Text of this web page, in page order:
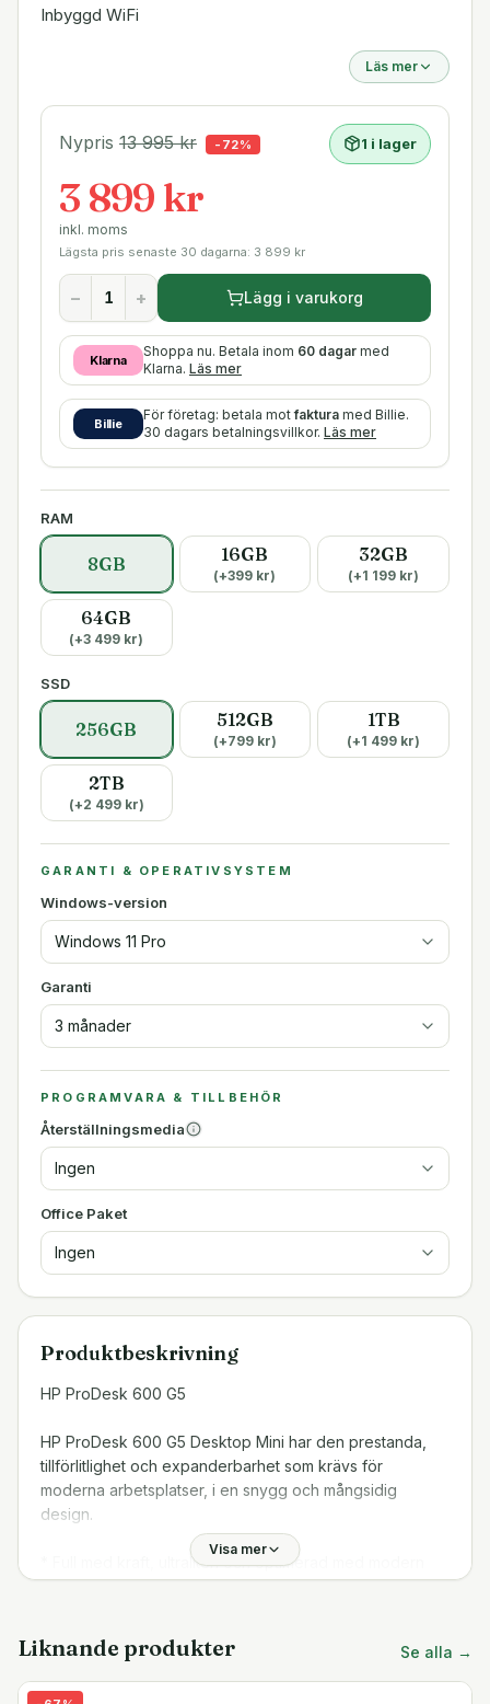
Inbyggd WiFi
Läs mer
Nypris 13 995kr - 72% 1 i lager
3 899 kr
inkl. moms
Lägsta pris senaste 30 dagarna: 3 899 kr
− + Lägg i varukorg
Klarna
Shoppa nu. Betala inom 60 dagar med
Klarna. Läs mer
Billie
För företag: betala motfaktura med Billie.
30 dagars betalningsvillkor. Läs mer
RAM
8GB 16GB
(+399 kr)
32GB
(+1 199 kr)
64GB
(+3 499 kr)
SSD
256GB 512GB
(+799kr)
1TB
(+1 499 kr)
2TB
(+2 499kr)
GARANTI & OPERATIVSYSTEM
Windows-version
Windows 11 Pro
Garanti
3 månader
PROGRAMVARA & TILLBEHÖR
Återställningsmedia
Ingen
Office Paket
Ingen
Produktbeskrivning
HP ProDesk 600 G5
HP ProDesk 600 G5 Desktop Mini har den prestanda,
tillförlitlighet och expanderbarhet som krävs för
moderna arbetsplatser, i en snygg och mångsidig
design.
* Full med kraft, ultraliten och optimerad med modern
produktivitet.
* Hög prestanda i litet format
* Förbättrad data- och enhetssäkerhet
Visa mer
Liknande produkter Se alla →